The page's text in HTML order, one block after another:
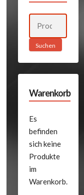
Suchen
Warenkorb
Es
befinden
sich keine
Produkte
im
Warenkorb.